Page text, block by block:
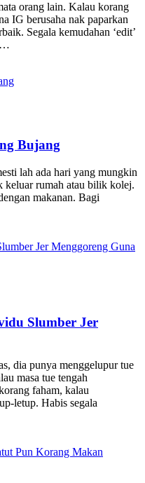
orang lain. Kalau korang
IG berusaha nak paparkan
Segala kemudahan ‘edit’
Bujang
lah ada hari yang mungkin
keluar rumah atau bilik kolej.
makanan. Bagi
Slumber Jer
dia punya menggelupur tue
masa tue tengah
faham, kalau
letup. Habis segala